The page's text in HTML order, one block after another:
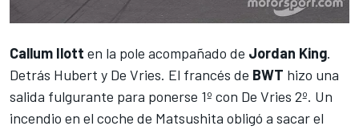
Callum Ilott en la pole acompañado de Jordan King.
Detrás Hubert y De Vries. El francés de BWT hizo una
salida fulgurante para ponerse 1º con De Vries 2º. Un
incendio en el coche de Matsushita obligó a sacar el